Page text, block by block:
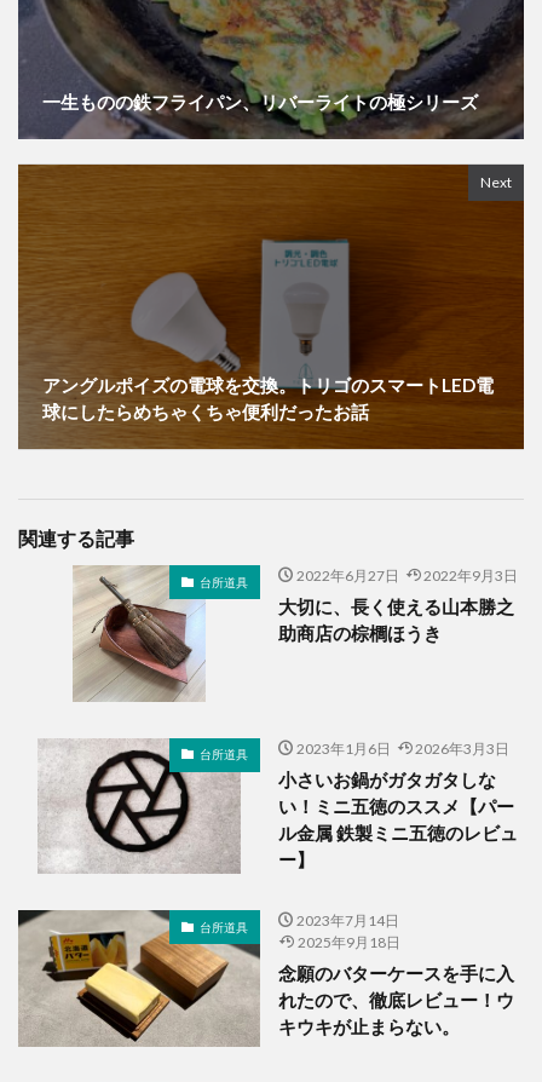
一生ものの鉄フライパン、リバーライトの極シリーズ
Next
アングルポイズの電球を交換。トリゴのスマートLED電
球にしたらめちゃくちゃ便利だったお話
関連する記事
台所道具 2022年6月27日 2022年9月3日
大切に、長く使える山本勝之
助商店の棕櫚ほうき
台所道具 2023年1月6日 2026年3月3日
小さいお鍋がガタガタしな
い！ミニ五徳のススメ【パー
ル金属 鉄製ミニ五徳のレビュ
ー】
台所道具
2023年7月14日
2025年9月18日
念願のバターケースを手に入
れたので、徹底レビュー！ウ
キウキが止まらない。